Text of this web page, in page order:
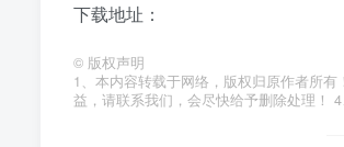
下载地址：
© 版权声明
1、本内容转载于网络，版权归原作者所
益，请联系我们，会尽快给予删除处理！